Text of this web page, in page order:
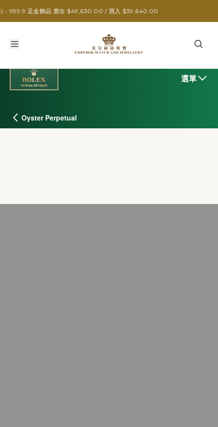
金飾品 賣出 $49,630.00 / 買入 $39,640.00
選單
Oyster Perpetual